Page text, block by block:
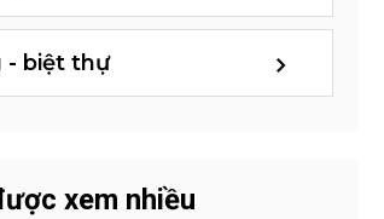
- biệt thự
xem nhiều